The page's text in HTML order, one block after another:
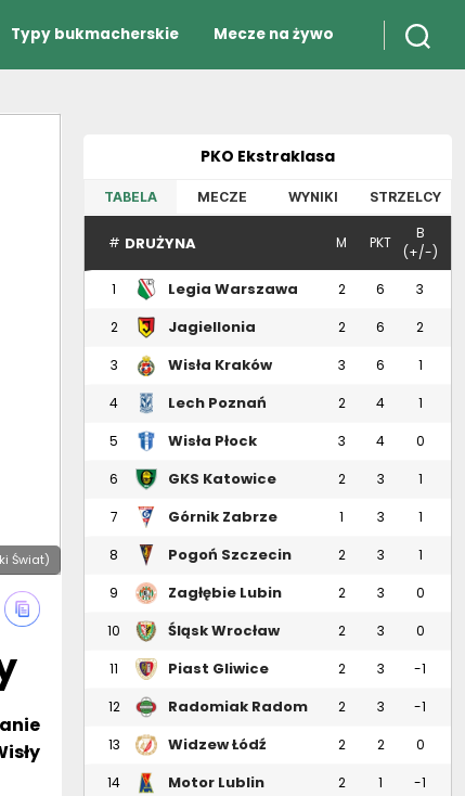
Typy bukmacherskie Mecze na żywo
Świat)
PKO Ekstraklasa
TABELA MECZE WYNIKI STRZELCY
# DRUŻYNA M PKT
B
(+/-)
1
Legia Warszawa 2 6 3
2
Jagiellonia
2 6 2
3 Wisła Kraków 3 6 1
4 Lech Poznań 2 4 1
5 Wisła Płock 3 4 0
6 GKS Katowice 2 3 1
7 Górnik Zabrze 1 3 1
8 Pogoń Szczecin 2 3 1
9 Zagłębie Lubin 2 3 0
10 Śląsk Wrocław 2 3 0
11 Piast Gliwice 2 3 -1
12 Radomiak Radom 2 3 -1
13 Widzew Łódź 2 2 0
14 Motor Lublin 2 1 -1